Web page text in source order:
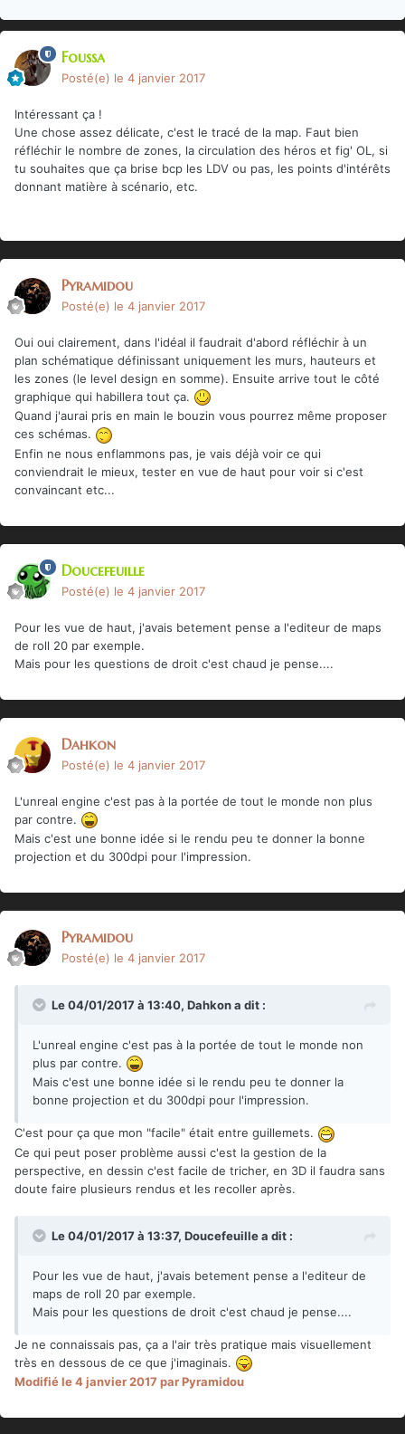
Foussa
Posté(e) le 4 janvier 2017
Intéressant ça !
Une chose assez délicate, c'est le tracé de la map. Faut bien
réfléchir le nombre de zones, la circulation des héros et fig' OL, si
tu souhaites que ça brise bcp les LDV ou pas, les points d'intérêts
donnant matière à scénario, etc.
Pyramidou
Posté(e) le 4 janvier 2017
Oui oui clairement, dans l'idéal il faudrait d'abord réfléchir à un
plan schématique définissant uniquement les murs, hauteurs et
les zones (le level design en somme). Ensuite arrive tout le côté
graphique qui habillera tout ça.
Quand j'aurai pris en main le bouzin vous pourrez même proposer
ces schémas.
Enfin ne nous enflammons pas, je vais déjà voir ce qui
conviendrait le mieux, tester en vue de haut pour voir si c'est
convaincant etc...
Doucefeuille
Posté(e) le 4 janvier 2017
Pour les vue de haut, j'avais betement pense a l'editeur de maps
de roll 20 par exemple.
Mais pour les questions de droit c'est chaud je pense....
Dahkon
Posté(e) le 4 janvier 2017
L'unreal engine c'est pas à la portée de tout le monde non plus
par contre.
Mais c'est une bonne idée si le rendu peu te donner la bonne
projection et du 300dpi pour l'impression.
Pyramidou
Posté(e) le 4 janvier 2017
Le 04/01/2017 à 13:40, Dahkona dit :
L'unreal engine c'est pas à la portée de tout le monde non
plus par contre.
Mais c'est une bonne idée si le rendu peu te donner la
bonne projection et du 300dpi pour l'impression.
C'est pour ça que mon "facile" était entre guillemets.
Ce qui peut poser problème aussi c'est la gestion de la
perspective, en dessin c'est facile de tricher, en 3D il faudra sans
doute faire plusieurs rendus et les recoller après.
Le 04/01/2017 à 13:37, Doucefeuillea dit :
Pour les vue de haut, j'avais betement pense a l'editeur de
maps de roll 20 par exemple.
Mais pour les questions de droit c'est chaud je pense....
Je ne connaissais pas, ça a l'air très pratique mais visuellement
très en dessous de ce que j'imaginais.
Modifiéle 4 janvier 2017 par Pyramidou